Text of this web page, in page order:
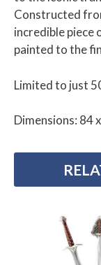
Constructed
incredible piece
painted to the
Limited to just
Dimensions: 84